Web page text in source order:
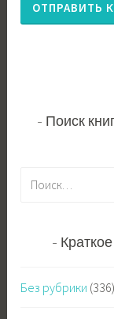
Поиск
Без рубрики (336)